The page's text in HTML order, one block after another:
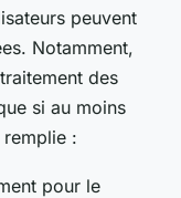
peuvent
Notamment,
des
si au moins
remplie :
pour le